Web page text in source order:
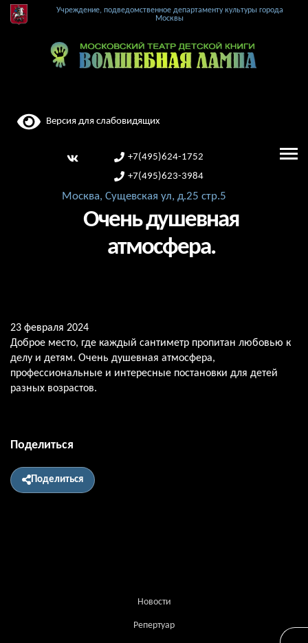
Учреждение, подведомственное департаменту культуры города
Москвы
Версия для слабовидящих
+7(495)624-1752
+7(495)623-3984
Москва, Сущевская ул, д.25 стр.5
Очень душевная
атмосфера.
23 февраля 2024
Доброе место, где каждый сантиметр пропитан любовью к
делу и детям. Очень душевная атмосфера,
профессиональные и интересные постановки для детей
разных возрастов.
Поделиться
Поделиться
Новости
Репертуар